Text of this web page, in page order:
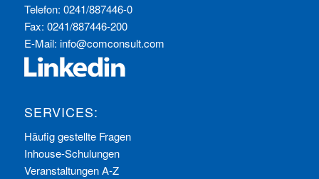
Telefon: 0241/887446-0
Fax: 0241/887446-200
E-Mail: info@comconsult.com
SERVICES:
Häufig gestellte Fragen
Inhouse-Schulungen
Veranstaltungen A-Z